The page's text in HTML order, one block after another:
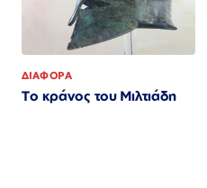
ΔΙΑΦΟΡΑ
Το κράνος του Μιλτιάδη